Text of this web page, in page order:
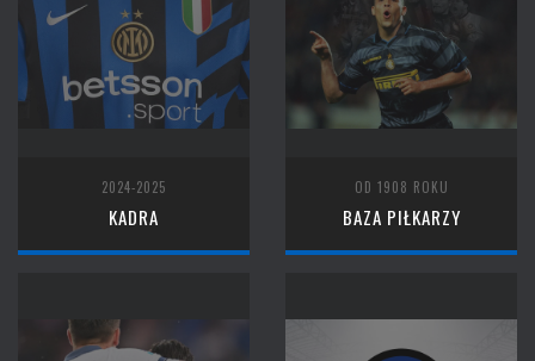
2024-2025
KADRA
OD 1908 ROKU
BAZA PIŁKARZY